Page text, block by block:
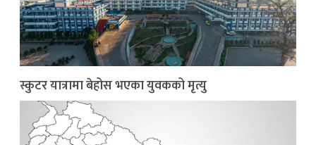
स्कुटर यात्रामा बेहोस भएका युवकको मृत्यु